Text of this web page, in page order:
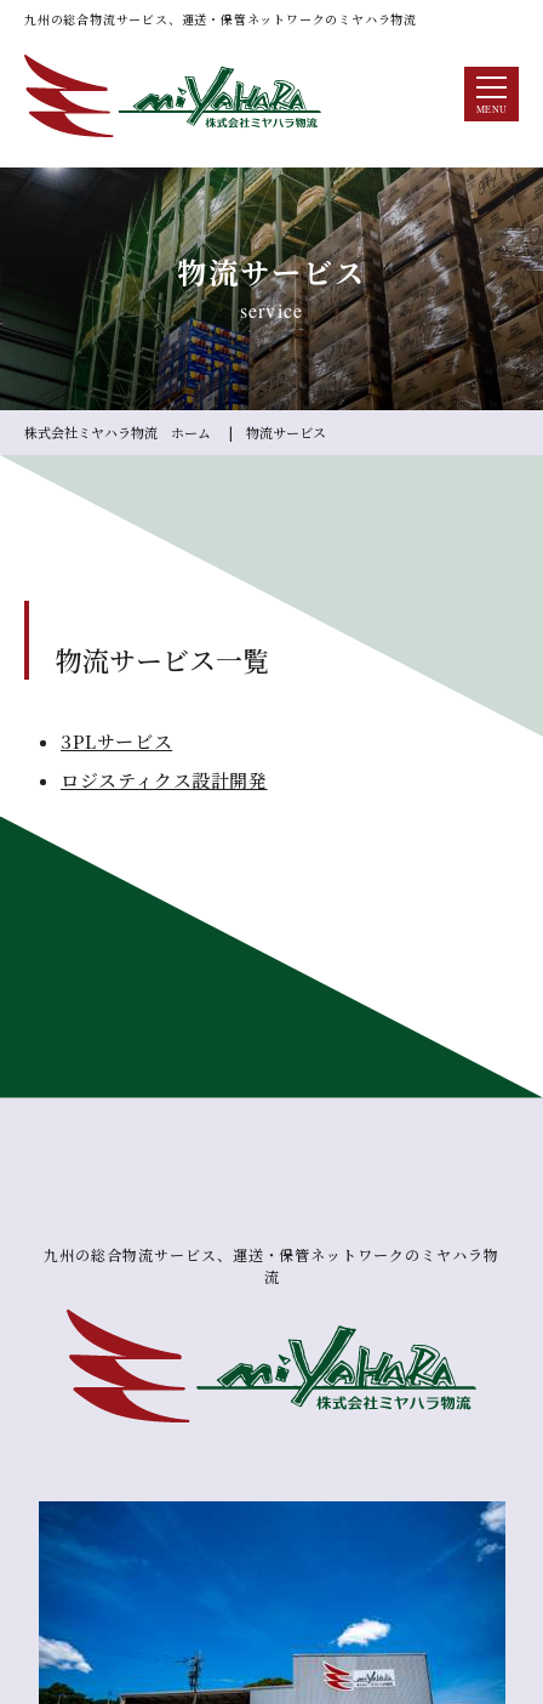
九州の総合物流サービス、運送・保管ネットワークのミヤハラ物流
物流サービス
service
株式会社ミヤハラ物流 ホーム 物流サービス
物流サービス一覧
3PLサービス
ロジスティクス設計開発
九州の総合物流サービス、運送・保管ネットワークのミヤハラ物
流
MENU